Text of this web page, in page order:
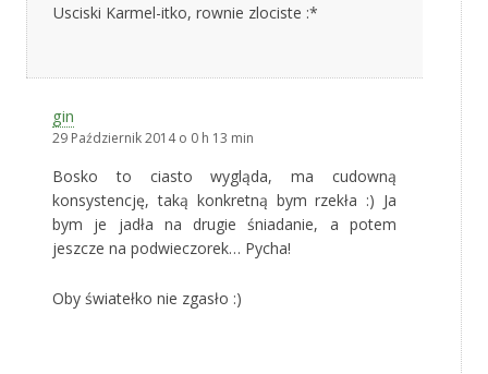
Usciski Karmel-itko, rownie zlociste :*
gin
29 Październik 2014 o 0 h 13 min
Bosko to ciasto wygląda, ma cudowną
konsystencję, taką konkretną bym rzekła :) Ja
bym je jadła na drugie śniadanie, a potem
jeszcze na podwieczorek… Pycha!
Oby światełko nie zgasło :)